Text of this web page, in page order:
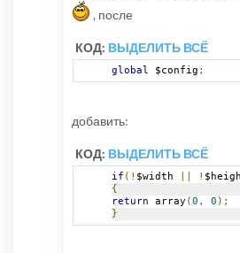
, после
КОД: ВЫДЕЛИТЬ ВСЁ
global $config ;
добавить:
КОД: ВЫДЕЛИТЬ ВСЁ
if (! $width !
{
return array (0 , 0 );
}